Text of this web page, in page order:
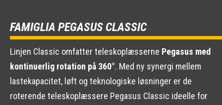
FAMIGLIA PEGASUS CLASSIC
Linjen Classic omfatter teleskoplæsserne Pegasus med
kontinuerlig rotation på 360°. Med ny synergi mellem
lastekapacitet, løft og teknologiske løsninger er de
roterende teleskoplæssere Pegasus Classic ideelle for